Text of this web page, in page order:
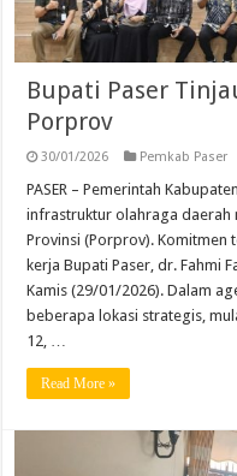
Bupati Paser
Porprov
30/01/2026 Pemkab Paser
PASER – Pemerintah
infrastruktur olahraga daerah
Provinsi (Porprov). Komitmen
kerja Bupati Paser, dr. Fahmi
Kamis (29/01/2026). Dalam
beberapa lokasi strategis,
12, …
Read More »